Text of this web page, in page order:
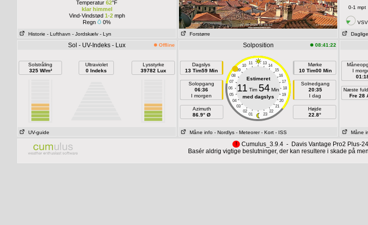
Temperatur 62°F
klar himmel
Vind-Vindstød 1-2mph
Regn
0%
Historie - Lufthavn - Jordskælv - Lyn Forstørre
0-1 mpt
VSV
Daglige
Sol - UV-Indeks - Lux Offline
Solstråling
325 W/m²
Ultraviolet
0 Indeks
Lysstyrke
39782 Lux
UV-guide
Solposition 08:41:22
Dagslys
13 Tim59 Min
Solopgang
06:36
I morgen
Azimuth
86.9° Ø
11 13
10
14
09
15
08
16
07
17
06
18
05
19
04
20
03
21
02
22
01 23
Estimeret
11 Tim 54 Min
med dagslys
Mørke
10 Tim00 Min
Solnedgang
20:35
I dag
Højde
22.8°
Måne info - Nordlys - Meteorer - Kort - ISS
I
Næste
Fre 28
Måne
! Cumulus_3.9.4 - Davis Vantage Pro2 Plus-
Basér aldrig vigtige beslutninger, der kan resultere i skade på